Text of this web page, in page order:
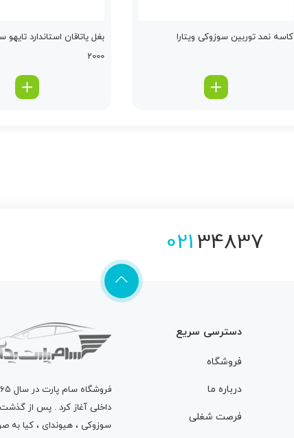
كاسه نمد توربین سوزوکی ویتارا
بغل یاتاقان استاندارد تایهو
2000
02134837
دسترسی سریع
فروشگاه
درباره ما
فرصت شغلی
فروشگاه سام پارت
سوزوکی ، هیوندای ، کیا به